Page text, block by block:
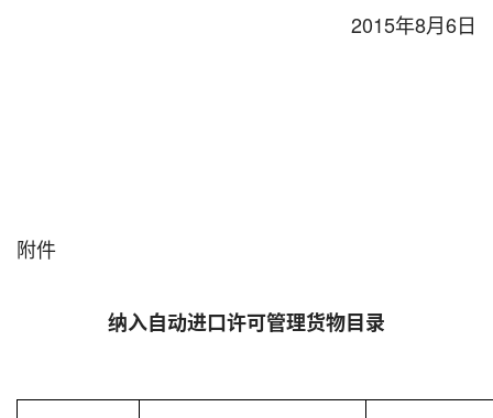
2015年8月6日
附件
纳入自动进口许可管理货物目录